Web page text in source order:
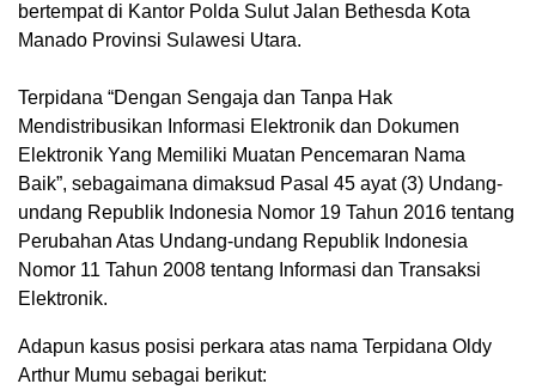
bertempat di Kantor Polda Sulut Jalan Bethesda Kota
Manado Provinsi Sulawesi Utara.
Terpidana “Dengan Sengaja dan Tanpa Hak
Mendistribusikan Informasi Elektronik dan Dokumen
Elektronik Yang Memiliki Muatan Pencemaran Nama
Baik”, sebagaimana dimaksud Pasal 45 ayat (3) Undang-
undang Republik Indonesia Nomor 19 Tahun 2016 tentang
Perubahan Atas Undang-undang Republik Indonesia
Nomor 11 Tahun 2008 tentang Informasi dan Transaksi
Elektronik.
Adapun kasus posisi perkara atas nama Terpidana Oldy
Arthur Mumu sebagai berikut: